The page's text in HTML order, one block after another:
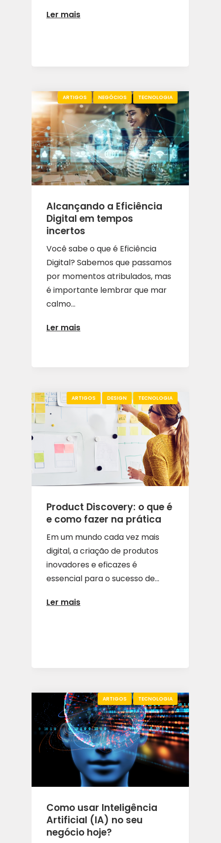
Ler mais
ARTIGOS NEGÓCIOS TECNOLOGIA
Alcançando a Eficiência
Digital em tempos
incertos
Você sabe o que é Eficiência
Digital? Sabemos que passamos
por momentos atribulados, mas
é importante lembrar que mar
calmo...
Ler mais
ARTIGOS DESIGN TECNOLOGIA
Product Discovery: o que é
e como fazer na prática
Em um mundo cada vez mais
digital, a criação de produtos
inovadores e eficazes é
essencial para o sucesso de...
Ler mais
ARTIGOS TECNOLOGIA
Como usar Inteligência
Artificial (IA) no seu
negócio hoje?